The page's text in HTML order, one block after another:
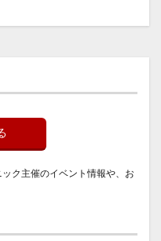
ク主催のイベント情報や、お